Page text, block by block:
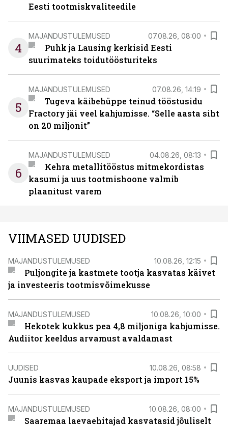
Eesti tootmiskvaliteedile
4
MAJANDUSTULEMUSED 07.08.26, 08:00
Puhk ja Lausing kerkisid Eesti
suurimateks toidutöösturiteks
5
MAJANDUSTULEMUSED 07.08.26, 14:19
Tugeva käibehüppe teinud tööstusidu
Fractory jäi veel kahjumisse. “Selle aasta siht
on 20 miljonit”
6
MAJANDUSTULEMUSED 04.08.26, 08:13
Kehra metallitööstus mitmekordistas
kasumi ja uus tootmishoone valmib
plaanitust varem
VIIMASED UUDISED
MAJANDUSTULEMUSED 10.08.26, 12:15
Puljongite ja kastmete tootja kasvatas käivet
ja investeeris tootmisvõimekusse
MAJANDUSTULEMUSED 10.08.26, 10:00
Hekotek kukkus pea 4,8 miljoniga kahjumisse.
Audiitor keeldus arvamust avaldamast
UUDISED 10.08.26, 08:58
Juunis kasvas kaupade eksport ja import 15%
MAJANDUSTULEMUSED 10.08.26, 08:00
Saaremaa laevaehitajad kasvatasid jõuliselt